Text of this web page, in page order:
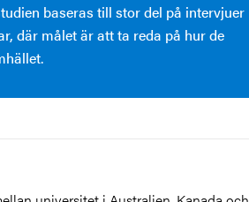
baseras till stor del på intervjuer
där målet är att ta reda på hur de